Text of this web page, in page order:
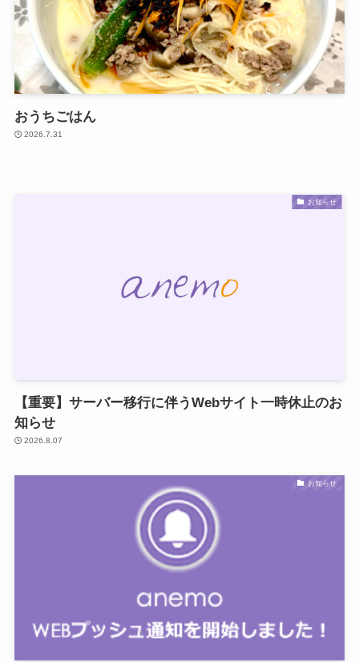
おうちごはん
2026.7.31
お知らせ
【重要】サーバー移行に伴うWebサイト一時休止のお
知らせ
2026.8.07
お知らせ